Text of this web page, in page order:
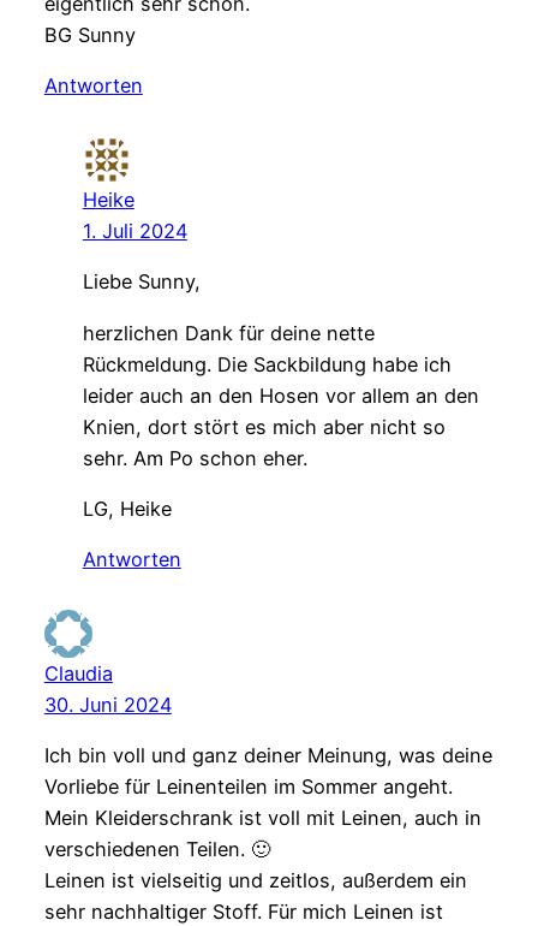
BG Sunny
Antworten
Heike
1. Juli 2024
Liebe Sunny,
herzlichen Dank für deine nette
Rückmeldung. Die Sackbildung habe ich
leider auch an den Hosen vor allem an den
Knien, dort stört es mich aber nicht so
sehr. Am Po schon eher.
LG, Heike
Antworten
Claudia
30. Juni 2024
Ich bin voll und ganz deiner Meinung, was deine
Vorliebe für Leinenteilen im Sommer angeht.
Mein Kleiderschrank ist voll mit Leinen, auch in
verschiedenen Teilen. 🙂
Leinen ist vielseitig und zeitlos, außerdem ein
sehr nachhaltiger Stoff. Für mich Leinen ist